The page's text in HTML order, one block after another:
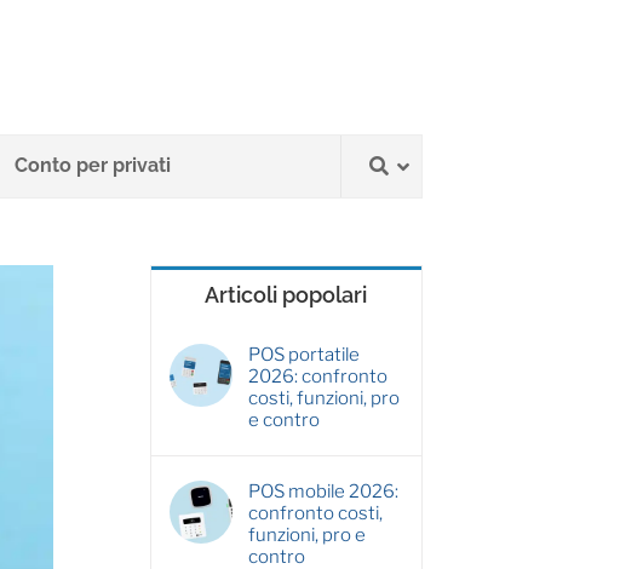
Conto per privati
Articoli popolari
POS portatile
2026: confronto
costi, funzioni, pro
e contro
POS mobile 2026:
confronto costi,
funzioni, pro e
contro